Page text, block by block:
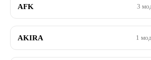
AFK 3
AKIRA 1